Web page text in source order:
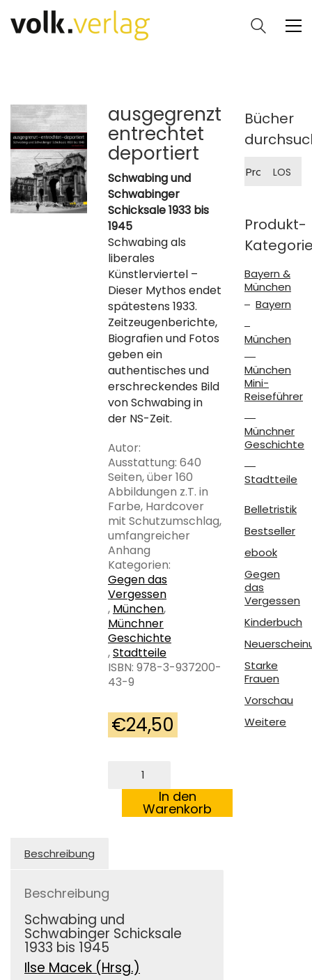
ausgegrenzt
entrechtet
deportiert
Schwabing und
Schwabinger
Schicksale 1933 bis
1945
Schwabing als
liberales
Künstlerviertel –
Dieser Mythos endet
spätestens 1933.
Zeitzeugenberichte,
Biografien und Fotos
geben ein
authentisches und
erschreckendes Bild
von Schwabing in
der NS-Zeit.
Autor:
Ausstattung: 640
Seiten, über 160
Abbildungen z.T. in
Farbe, Hardcover
mit Schutzumschlag,
umfangreicher
Anhang
Kategorien:
Gegen das
Vergessen
, München,
Münchner
Geschichte
,Stadtteile
ISBN: 978-3-937200-
43-9
€24,50
entrechtet
deportiertIn den
Warenkorb
Beschreibung
Beschreibung
Schwabing und
Schwabinger Schicksale
1933 bis 1945
Ilse Macek (Hrsg.)
Bücher
nach:
LOS
Produkt-
Bayern &
München
Bayern
München
München
Mini-
Reiseführer
Münchner
Geschichte
Stadtteile
Belletristik
Bestseller
ebook
Gegen
das
Vergessen
Kinderbuch
Starke
Frauen
Vorschau
Weitere